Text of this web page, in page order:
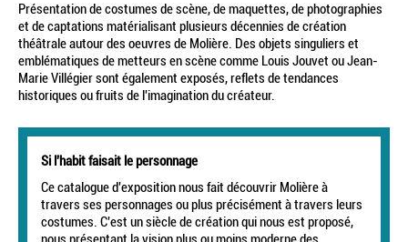
Présentation de costumes de scène, de maquettes, de photographies
et de captations matérialisant plusieurs décennies de création
théâtrale autour des oeuvres de Molière. Des objets singuliers et
emblématiques de metteurs en scène comme Louis Jouvet ou Jean-
Marie Villégier sont également exposés, reflets de tendances
historiques ou fruits de l'imagination du créateur.
Si l'habit faisait le personnage
Ce catalogue d'exposition nous fait découvrir Molière à
travers ses personnages ou plus précisément à travers leurs
costumes. C'est un siècle de création qui nous est proposé,